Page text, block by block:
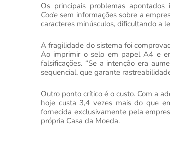
Os principais problemas
Code sem informações sobre a
caracteres minúsculos, dificultando a
A fragilidade do sistema foi
Ao imprimir o selo em papel A4 e
falsificações. “Se a intenção era
sequencial, que garante
Outro ponto crítico é o custo. Com a
hoje custa 3,4 vezes mais do que
fornecida exclusivamente pela
própria Casa da Moeda.